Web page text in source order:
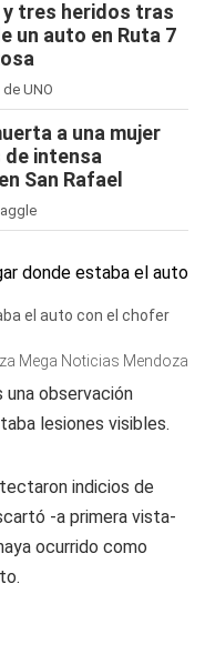
y tres heridos tras
un auto en Ruta 7
UNO
a una mujer
intensa
San Rafael
el auto con el chofer
Mega Noticias Mendoza
observación
lesiones visibles.
indicios de
-a primera vista-
ocurrido como